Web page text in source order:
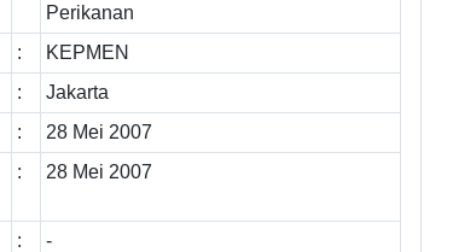
Perikanan
:
KEPMEN
:
Jakarta
:
28 Mei 2007
: 28 Mei 2007
:
-